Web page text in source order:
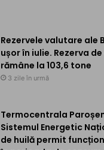
Rezervele valutare ale
ușor în iulie. Rezerva
rămâne la 103,6 tone
3 zile în urmă
Termocentrala
Sistemul Energetic
de huilă permit